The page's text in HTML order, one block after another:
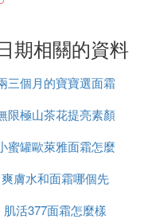
或瓶身上。
存期限,一律是三年.
日期有關:第一位
如,43xx 就是侍扒2
月，45xx就是 2011
期相關的資料
三個月的寶寶選面霜
怎麼選
限極山茶花提亮素顏
霜怎麼樣
蜜罐歐萊雅面霜怎麼
用
爽膚水和面霜哪個先
肌活377面霜怎麼樣